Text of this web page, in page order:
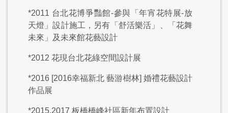
*2011 台北花博爭豔館-參與「年宵花特展-放
天燈」設計施工，另有「舒活樂活」、「花舞
未來」及未來館花藝設計
*2012 花現台北花綠空間設計展
*2016 [2016幸福新北 藝游樹林] 婚禮花藝設計
作品展
*2015.2017 板橋橋峰社區新年布置設計